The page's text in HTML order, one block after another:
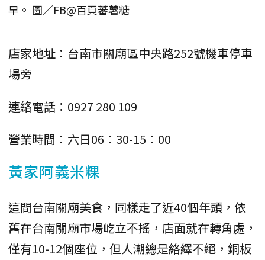
早。 圖／FB@百頁蕃薯糖
店家地址：台南市關廟區中央路252號機車停車
場旁
連絡電話：0927 280 109
營業時間：六日06：30-15：00
黃家阿義米粿
這間台南關廟美食，同樣走了近40個年頭，依
舊在台南關廟市場屹立不搖，店面就在轉角處，
僅有10-12個座位，但人潮總是絡繹不絕，銅板